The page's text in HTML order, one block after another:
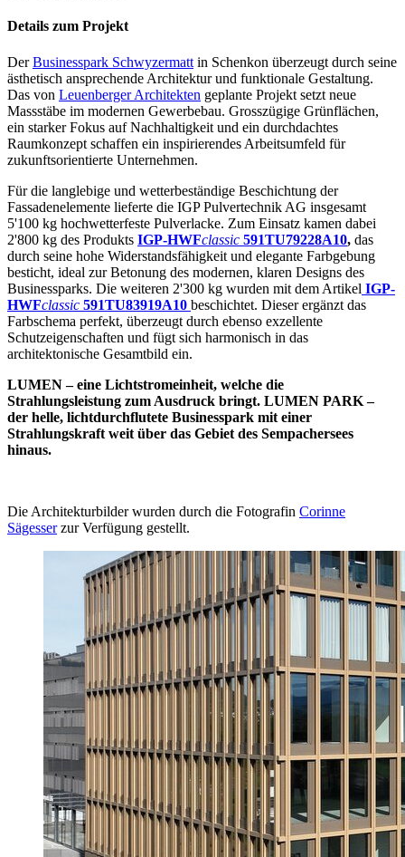
Details zum Projekt
DerBusinesspark Schwyzermatt in Schenkon überzeugt durch seine
ästhetisch ansprechende Architektur und funktionale Gestaltung.
Das von Leuenberger Architekten geplante Projekt setzt neue
Massstäbe im modernen Gewerbebau. Grosszügige Grünflächen,
ein starker Fokus auf Nachhaltigkeit und ein durchdachtes
Raumkonzept schaffen ein inspirierendes Arbeitsumfeld für
zukunftsorientierte Unternehmen.
Für die langlebige und wetterbeständige Beschichtung der
Fassadenelemente lieferte die IGP Pulvertechnik AG insgesamt
5'100 kg hochwetterfeste Pulverlacke. Zum Einsatz kamen dabei
2'800 kg des Produkts IGP-HWFclassic 591TU79228A10, das
durch seine hohe Widerstandsfähigkeit und elegante Farbgebung
besticht, ideal zur Betonung des modernen, klaren Designs des
Businessparks. Die weiteren 2'300 kg wurden mit dem Artikel IGP-
HWFclassic 591TU83919A10 beschichtet. Dieser ergänzt das
Farbschema perfekt, überzeugt durch ebenso exzellente
Schutzeigenschaften und fügt sich harmonisch in das
architektonische Gesamtbild ein.
LUMEN – eine Lichtstromeinheit, welche die
Strahlungsleistung zum Ausdruck bringt. LUMEN PARK –
der helle, lichtdurchflutete Businesspark mit einer
Strahlungskraft weit über das Gebiet des Sempachersees
hinaus.
Die Architekturbilder wurden durch die Fotografin Corinne
Sägesserzur Verfügung gestellt.